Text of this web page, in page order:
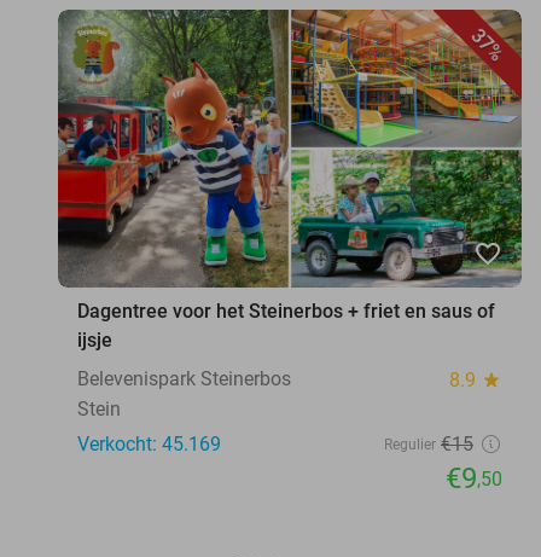
37%
favorite_border
Dagentree voor het Steinerbos + friet en saus of
ijsje
Belevenispark Steinerbos
8.9 star
Stein
Verkocht: 45.169
Regulier €15
€9,50